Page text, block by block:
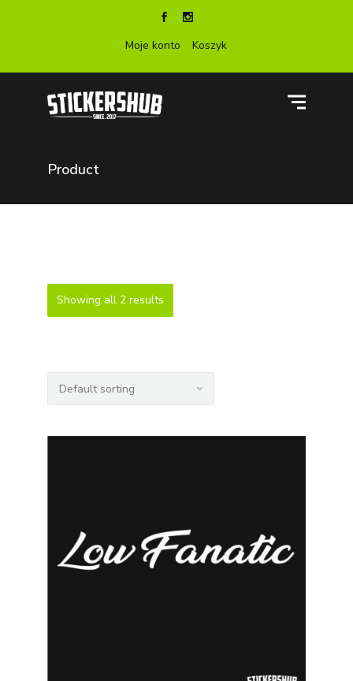
Moje konto Koszyk
Product
Showing all 2 results